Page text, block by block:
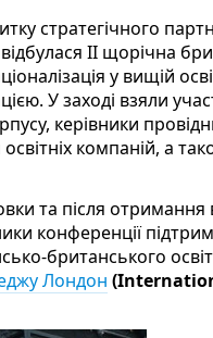
стратегічного
ІІ щорічна
у вищій
У заході взяли
керівники
компаній, а
та після отримання
конференції
британського
Лондон